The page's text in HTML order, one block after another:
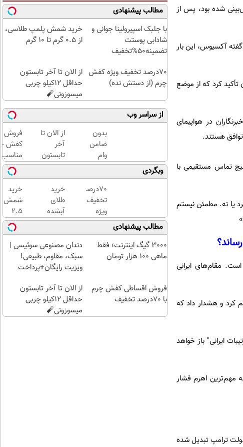
دو طرف پیش‌بینی شده بود، پس از
آکسیوس، این بار
تأکید کرد که از موضع
در هواپیمای
هستند.
تماس مستقیمی با
یا نه. مطمئن نیستم
مقام‌های ایرانی
کرد و هشدار داد که
ایرانی" باز خواهد
مهم‌ترین اهرم فشار
ترامپ تبدیل شده
مطالب پیشنهادی
با جلبک اسپیرولینا جوانی و
شادابی پوستت
تضمینه50%تخفیف
خرید شمش پلمپ طلاسی،
از ۰.۵ گرم تا ۱۰ گرم
70درصد تخفیف ویژه کفش
چرم (از دستش نده)
از الان تا آخر تابستون
حداقل 12کیلو چربی
میسوزونی🧨
از سراسر وب
بدون
ضامن
وام
بگیر،
طلا
بخر
😍
از الان تا
آخر
تابستون
حداقل
12کیلو
چربی
میسوزونی
🧨
فروش
کفش
اقساطی
وبگردی
70درصد
تخفیف
ویژه
کفش
چرم (از
دستش
نده)
خرید
طلای
آبشده
حتی با
۱۰۰هزارتومان
خرید
شمش
2.5
گرمی
از
طلاسی
😍
مطالب پیشنهادی
3000 گیگ اینترنت؛ فقط
ماهی 100 هزار تومان
دندان مصنوعی سوئیسی |
سبک، مقاوم، طبیعی!
ویزیت رایگان+پرداخت
فروش اقساطی کفش چرم
با 70درصد تخفیف
از الان تا آخر تابستون
حداقل 12کیلو چربی
میسوزونی🧨